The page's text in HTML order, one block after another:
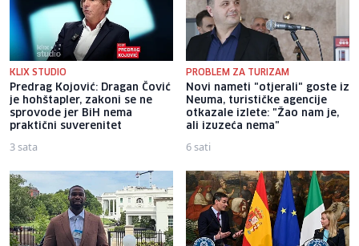
KLIX STUDIO
Predrag Kojović: Dragan Čović
je hohštapler, zakoni se ne
sprovode jer BiH nema
praktični suverenitet
3 sata
PROBLEM ZA TURIZAM
Novi nameti "otjerali" goste iz
Neuma, turističke agencije
otkazale izlete: "Žao nam je,
ali izuzeća nema"
6 sati